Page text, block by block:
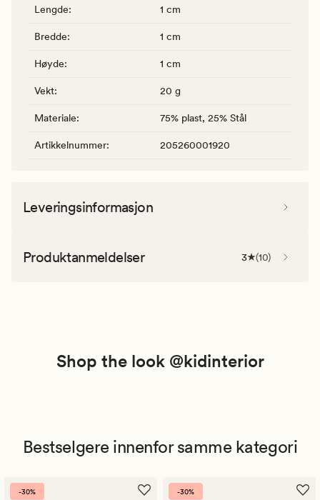
Lengde: 1 cm
Bredde: 1 cm
Høyde: 1 cm
Vekt: 20 g
Materiale: 75% plast, 25% Stål
Artikkelnummer: 205260001920
Leveringsinformasjon
Produktanmeldelser 3 (10)
Shop the look @kidinterior
Bestselgere innenfor samme kategori
-30% -30%